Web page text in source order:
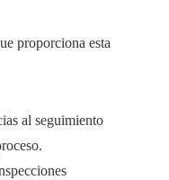
proporciona esta
al seguimiento